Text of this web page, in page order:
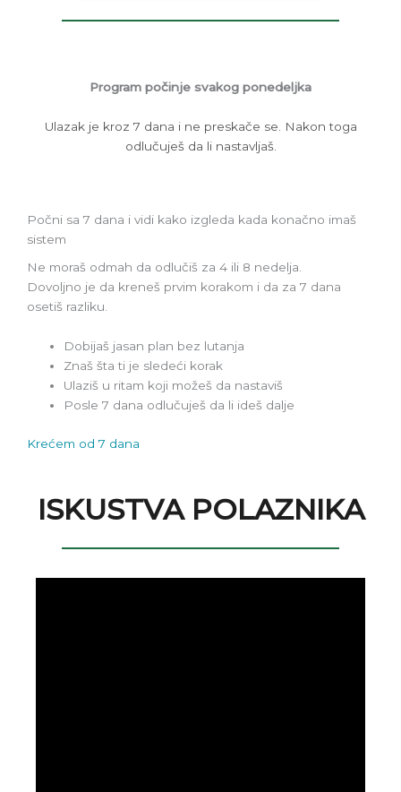
Program počinje svakog ponedeljka
Ulazak je kroz 7 dana i ne preskače se. Nakon toga
odlučuješ da li nastavljaš.
Počni sa 7 dana i vidi kako izgleda kada konačno imaš
sistem
Ne moraš odmah da odlučiš za 4 ili 8 nedelja.
Dovoljno je da kreneš prvim korakom i da za 7 dana
osetiš razliku.
Dobijaš jasan plan bez lutanja
Znaš šta ti je sledeći korak
Ulaziš u ritam koji možeš da nastaviš
Posle 7 dana odlučuješ da li ideš dalje
Krećem od 7 dana
ISKUSTVA POLAZNIKA